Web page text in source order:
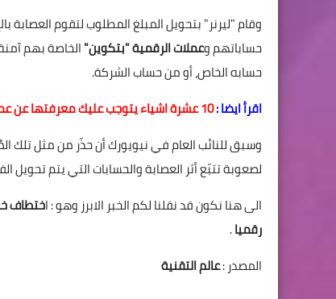
وقام "ليرنر" بتحويل المبلغ المطلوب لتقوم العصابة
حساباتهم وعملات الرقمية "بتكوين"الخاصة بهم
حسابه الخاص، أو من حساب الشركة.
اقرأ ايضا :10 عشرة اشياء يتوجب عليك معرفتها عن عملة البتكوين Bitcoin
وسبق للنائب العام في نيويورك أن حذّر من مثل تلك
لصعوبة تتبّع أثر العصابة والحسابات التي يتم تحويل
الى هنا نكون قد نقلنا لكم الخبر الابرز وهو : ا
رقميا.
المصدر :عالم التقنية